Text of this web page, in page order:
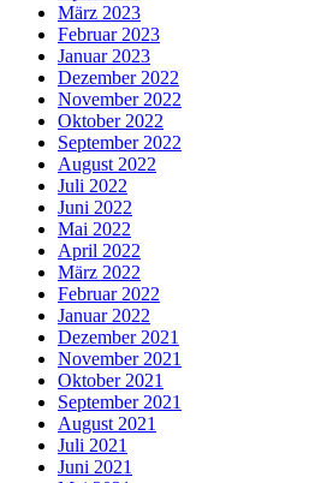
März 2023
Februar 2023
Januar 2023
Dezember 2022
November 2022
Oktober 2022
September 2022
August 2022
Juli 2022
Juni 2022
Mai 2022
April 2022
März 2022
Februar 2022
Januar 2022
Dezember 2021
November 2021
Oktober 2021
September 2021
August 2021
Juli 2021
Juni 2021